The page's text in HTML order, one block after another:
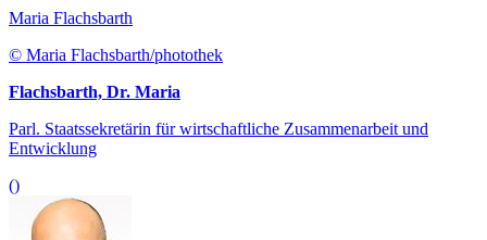
Maria Flachsbarth
© Maria Flachsbarth/photothek
Flachsbarth, Dr. Maria
Parl. Staatssekretärin für wirtschaftliche Zusammenarbeit und
Entwicklung
()